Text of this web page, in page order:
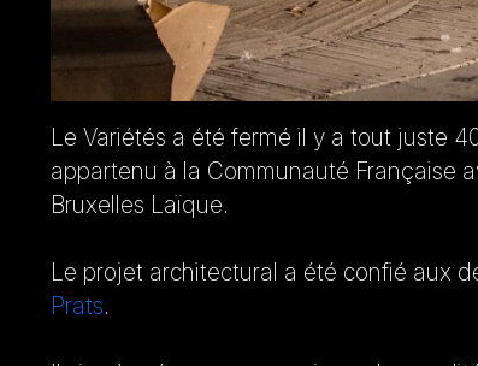
Le Variétés a été fermé il y a tout juste
appartenu à la Communauté Française
Bruxelles Laïque.
Le projet architectural a été confié aux
Prats.